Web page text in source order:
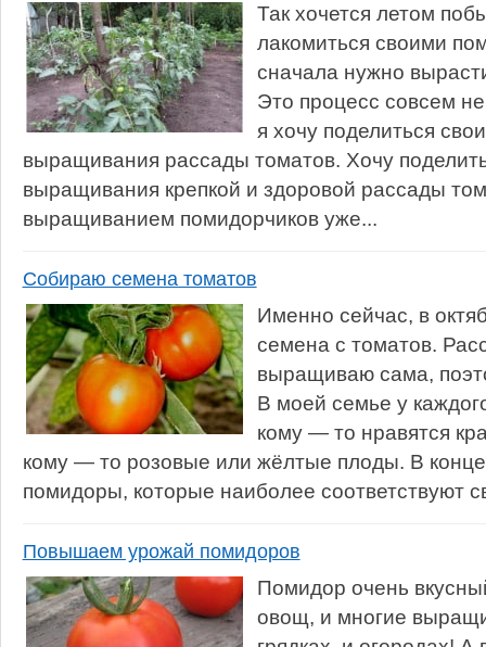
Так хочется летом
лакомиться своими
сначала нужно
Это процесс совсем
я хочу поделиться
выращивания рассады томатов. Хочу
выращивания крепкой и здоровой рассады
выращиванием помидорчиков уже...
Собираю семена томатов
Именно сейчас, в
семена с томатов.
выращиваю сама,
В моей семье у
кому — то нравятся
кому — то розовые или жёлтые плоды. В
помидоры, которые наиболее соответствуют
Повышаем урожай помидоров
Помидор очень
овощ, и многие